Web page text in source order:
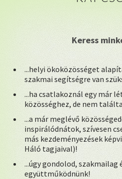
Keress
...helyi ökoközösséget
szakmai segítségre van
...ha csatlakoznál egy már
közösséghez, de nem
...a már meglévő
inspirálódnátok, szívesen
más kezdeményezések
Háló tagjaival)!
...úgy gondolod, szakmailag
együttműködnünk!